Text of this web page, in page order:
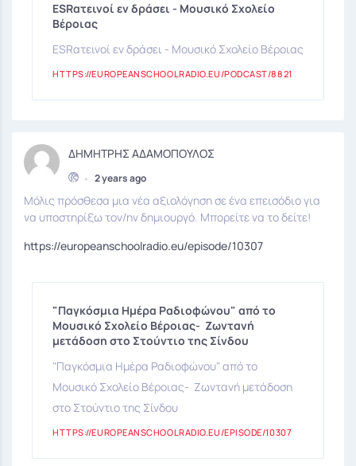
ESRατεινοί εν δράσει - Μουσικό Σχολείο
Βέροιας
ESRατεινοί εν δράσει - Μουσικό Σχολείο Βέροιας
HTTPS://EUROPEANSCHOOLRADIO.EU/PODCAST/8821
ΔΗΜΗΤΡΗΣ ΑΔΑΜΟΠΟΥΛΟΣ
• 2 years ago
Μόλις πρόσθεσα μια νέα αξιολόγηση σε ένα επεισόδιο για
να υποστηρίξω τον/ην δημιουργό. Μπορείτε να το δείτε!
https://europeanschoolradio.eu/episode/10307
"Παγκόσμια Ημέρα Ραδιοφώνου" από το
Μουσικό Σχολείο Βέροιας- Ζωντανή
μετάδοση στο Στούντιο της Σίνδου
"Παγκόσμια Ημέρα Ραδιοφώνου" από το
Μουσικό Σχολείο Βέροιας- Ζωντανή μετάδοση
στο Στούντιο της Σίνδου
HTTPS://EUROPEANSCHOOLRADIO.EU/EPISODE/10307